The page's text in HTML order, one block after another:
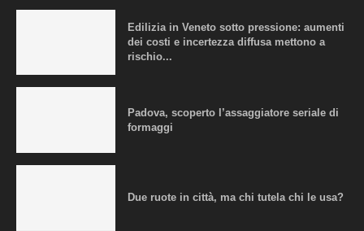
Edilizia in Veneto sotto pressione: aumenti
dei costi e incertezza diffusa mettono a
rischio...
Padova, scoperto l’assaggiatore seriale di
formaggi
Due ruote in città, ma chi tutela chi le usa?